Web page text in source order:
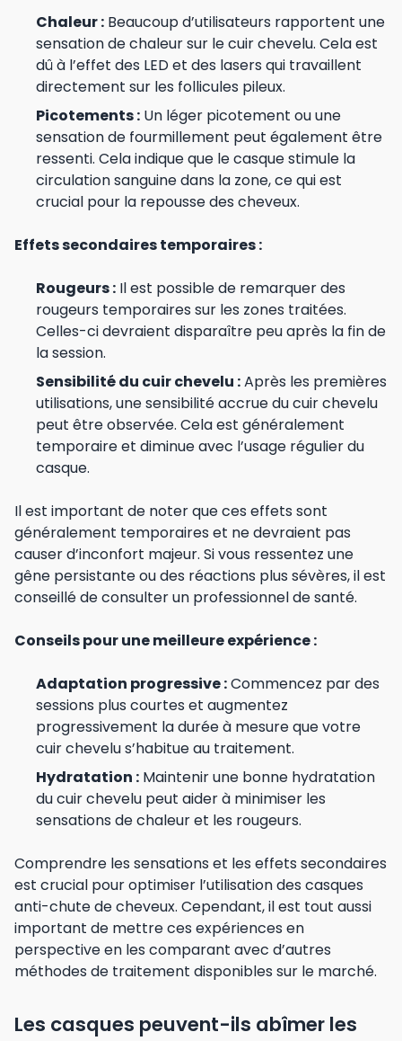
Chaleur : Beaucoup d’utilisateurs rapportent une
sensation de chaleur sur le cuir chevelu. Cela est
dû à l’effet des LED et des lasers qui travaillent
directement sur les follicules pileux.
Picotements : Un léger picotement ou une
sensation de fourmillement peut également être
ressenti. Cela indique que le casque stimule la
circulation sanguine dans la zone, ce qui est
crucial pour la repousse des cheveux.
Effets secondaires temporaires :
Rougeurs : Il est possible de remarquer des
rougeurs temporaires sur les zones traitées.
Celles-ci devraient disparaître peu après la fin de
la session.
Sensibilité du cuir chevelu :Après les premières
utilisations, une sensibilité accrue du cuir chevelu
peut être observée. Cela est généralement
temporaire et diminue avec l’usage régulier du
casque.
Il est important de noter que ces effets sont
généralement temporaires et ne devraient pas
causer d’inconfort majeur. Si vous ressentez une
gêne persistante ou des réactions plus sévères, il est
conseillé de consulter un professionnel de santé.
Conseils pour une meilleure expérience :
Adaptation progressive :Commencez par des
sessions plus courtes et augmentez
progressivement la durée à mesure que votre
cuir chevelu s’habitue au traitement.
Hydratation : Maintenir une bonne hydratation
du cuir chevelu peut aider à minimiser les
sensations de chaleur et les rougeurs.
Comprendre les sensations et les effets secondaires
est crucial pour optimiser l’utilisation des casques
anti-chute de cheveux. Cependant, il est tout aussi
important de mettre ces expériences en
perspective en les comparant avec d’autres
méthodes de traitement disponibles sur le marché.
Les casques peuvent-ils abîmer les